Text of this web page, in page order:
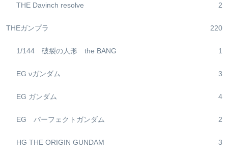
THE Davinch resolve 2
THEガンプラ 220
1/144 破裂の人形 the BANG 1
EG νガンダム 3
EG ガンダム 4
EG パーフェクトガンダム 2
HG THE ORIGIN GUNDAM 3